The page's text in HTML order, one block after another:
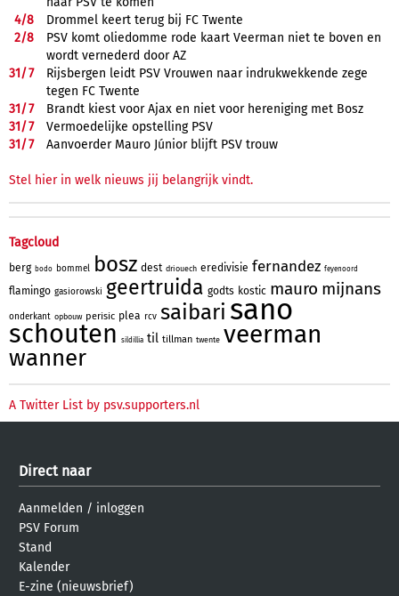
4/8
Drommel keert terug bij FC Twente
2/8
PSV komt oliedomme rode kaart Veerman niet te boven en
wordt vernederd door AZ
31/7
Rijsbergen leidt PSV Vrouwen naar indrukwekkende zege
tegen FC Twente
31/7
Brandt kiest voor Ajax en niet voor hereniging met Bosz
31/7
Vermoedelijke opstelling PSV
31/7 Aanvoerder Mauro Júnior blijft PSV trouw
Stel hier in welk nieuws jij belangrijk vindt.
Tagcloud
berg bodo bommel bosz dest driouech eredivisie fernandez feyenoord
flamingo gasiorowski geertruida godts kostic mauro mijnans
onderkant opbouw perisic plea rcv saibari sano
schouten sildillia til tillman twente veerman
wanner
A Twitter List by psv.supporters.nl
Direct naar
Aanmelden / inloggen
PSV Forum
Stand
Kalender
E-zine (nieuwsbrief)